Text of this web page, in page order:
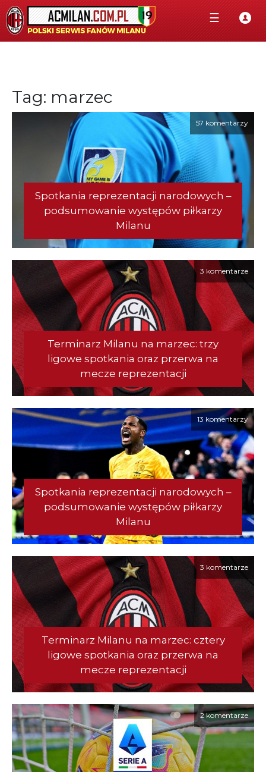
☰
Tag: marzec
57 komentarzy
Spotkania reprezentacji narodowych –
podsumowanie występów piłkarzy
Milanu
3 komentarze
Terminarz Milanu na marzec: trzy
ligowe spotkania oraz przerwa na
mecze reprezentacji
13 komentarzy
Spotkania reprezentacji narodowych –
podsumowanie występów piłkarzy
Milanu
3 komentarze
Terminarz Milanu na marzec: cztery
ligowe spotkania oraz przerwa na
mecze reprezentacji
2 komentarze